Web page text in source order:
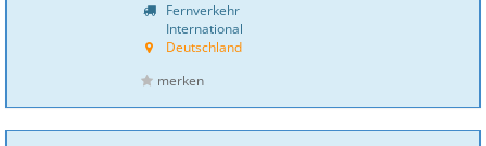
Fernverkehr
International
Deutschland
merken